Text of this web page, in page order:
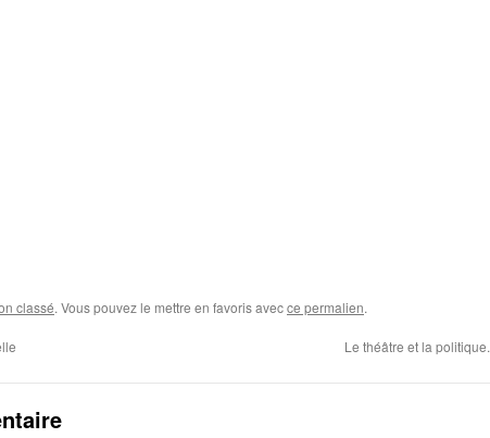
classé. Vous pouvez le mettre en favoris avecce permalien.
Le théâtre et la politique.